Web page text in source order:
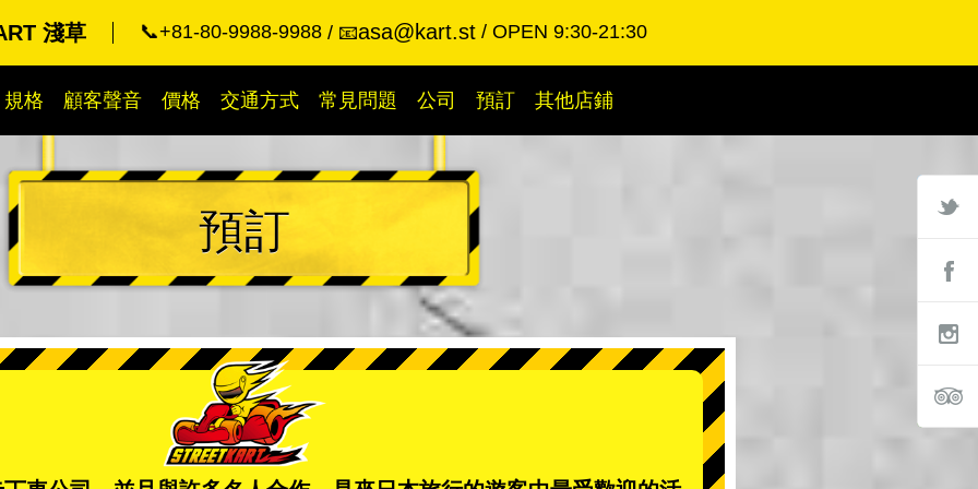
淺草 📞+81-80-9988-9988 📧asa@kart.st OPEN 9:30-21:30
規格 顧客聲音 價格 交通方式 常見問題 公司 預訂 其他店鋪
預訂